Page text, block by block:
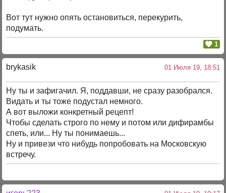
Вот тут нужно опять остановиться, перекурить,
подумать.
1
brykasik 01 Июля 19, 18:51
Ну ты и зафигачил. Я, поддавши, не сразу разобрался.
Видать и ты тоже подустал немного.
А вот выложи конкретный рецепт!
Чтобы сделать строго по нему и потом или дифирамбы
спеть, или... Ну ты понимаешь...
Ну и привези что нибудь попробовать на Московскую
встречу.